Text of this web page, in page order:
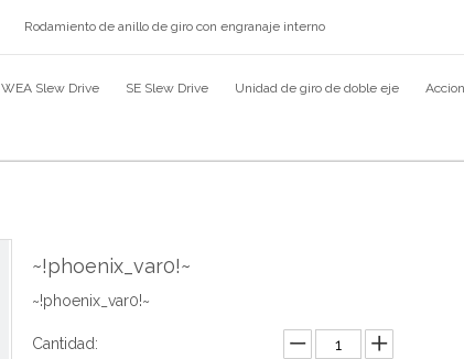
Rodamiento de anillo de giro con engranaje interno
WEA Slew Drive SE Slew Drive Unidad de giro de doble eje
~!phoenix_var0!~
~!phoenix_var0!~
Cantidad: